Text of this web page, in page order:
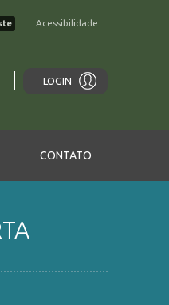
Acessibilidade
LOGIN
CONTATO